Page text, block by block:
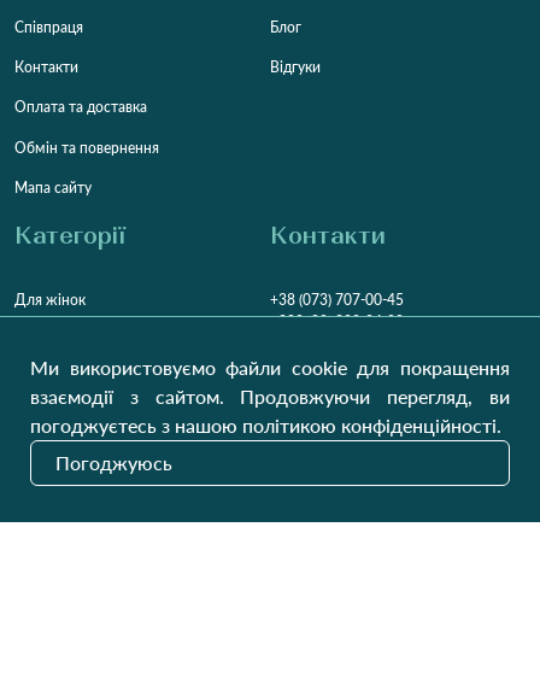
Співпраця
Контакти
Оплата та доставка
Обмін та повернення
Мапа сайту
Блог
Відгуки
Категорії
Для жінок
Для дітей
Домашній текстиль
Контакти
+38 (073) 707-00-45
+380 (99) 302-84-98
Замовити дзвінок
Пн-Пт9:00 - 16:00
НД Вихідний
Україна, Луцьк, 43000
Ми використовуємо файли cookie для покращення
взаємодії з сайтом. Продовжуючи перегляд, ви
погоджуєтесь з нашою політикою конфіденційності.
Погоджуюсь